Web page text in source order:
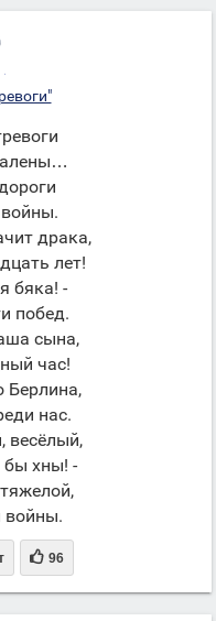
драка,
лет!
бяка! -
побед.
сына,
час!
нас.
весёлый,
бы хны! -
войны.
 96